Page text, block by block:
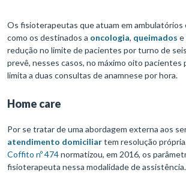
Os fisioterapeutas que atuam em ambulatórios
como os destinados a oncologia, queimados e
redução no limite de pacientes por turno de
prevê, nesses casos, no máximo oito pacientes
limita a duas consultas de anamnese por hora.
Home care
Por se tratar de uma abordagem externa aos
atendimento domiciliartem resolução
Coffito nº 474normatizou, em 2016, os
fisioterapeuta nessa modalidade de assistência.